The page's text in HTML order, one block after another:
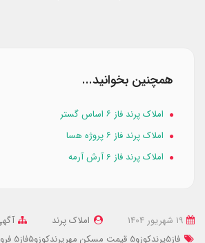
همچنین بخوانید...
املاک پرند فاز ۶ اساس گستر
املاک پرند فاز ۶ پروژه هسا
املاک پرند فاز 6 آرش آرمه
املاک پرند
فاز5پرندکوزو5
قیمت مسکن مهرپرندکوزو5فاز5